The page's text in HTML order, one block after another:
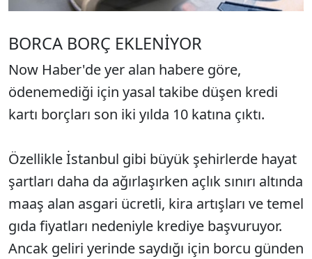
BORCA BORÇ EKLENİYOR
Now Haber'de yer alan habere göre,
ödenemediği için yasal takibe düşen kredi
kartı borçları son iki yılda 10 katına çıktı.
Özellikle İstanbul gibi büyük şehirlerde hayat
şartları daha da ağırlaşırken açlık sınırı altında
maaş alan asgari ücretli, kira artışları ve temel
gıda fiyatları nedeniyle krediye başvuruyor.
Ancak geliri yerinde saydığı için borcu günden